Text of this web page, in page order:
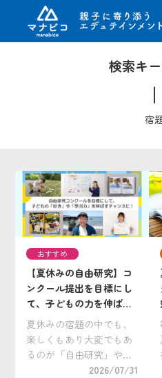
検索キ
宿
おすすめ
【夏休みの自由研究】コ
ンクール提出を目標にし
て、子どもの力を伸ばす
夏に！ 小学生向け「自由
研究コンクール」を紹介
夏休みの宿題の中でも、
楽しくもあり大変でもあ
るのが「自由研究」や
「自主学習」。この夏
2026/07/31